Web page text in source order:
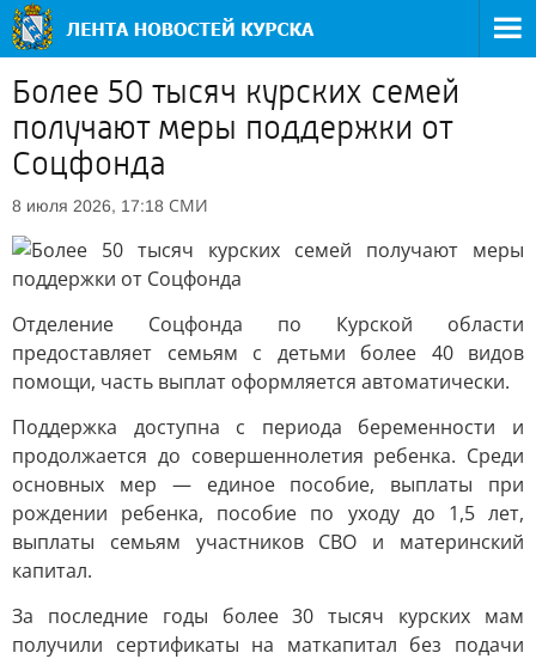
Более 50 тысяч курских семей
получают меры поддержки от
Соцфонда
8 июля 2026, 17:18 СМИ
Отделение Соцфонда по Курской области
предоставляет семьям с детьми более 40 видов
помощи, часть выплат оформляется автоматически.
Поддержка доступна с периода беременности и
продолжается до совершеннолетия ребенка. Среди
основных мер — единое пособие, выплаты при
рождении ребенка, пособие по уходу до 1,5 лет,
выплаты семьям участников СВО и материнский
капитал.
За последние годы более 30 тысяч курских мам
получили сертификаты на маткапитал без подачи